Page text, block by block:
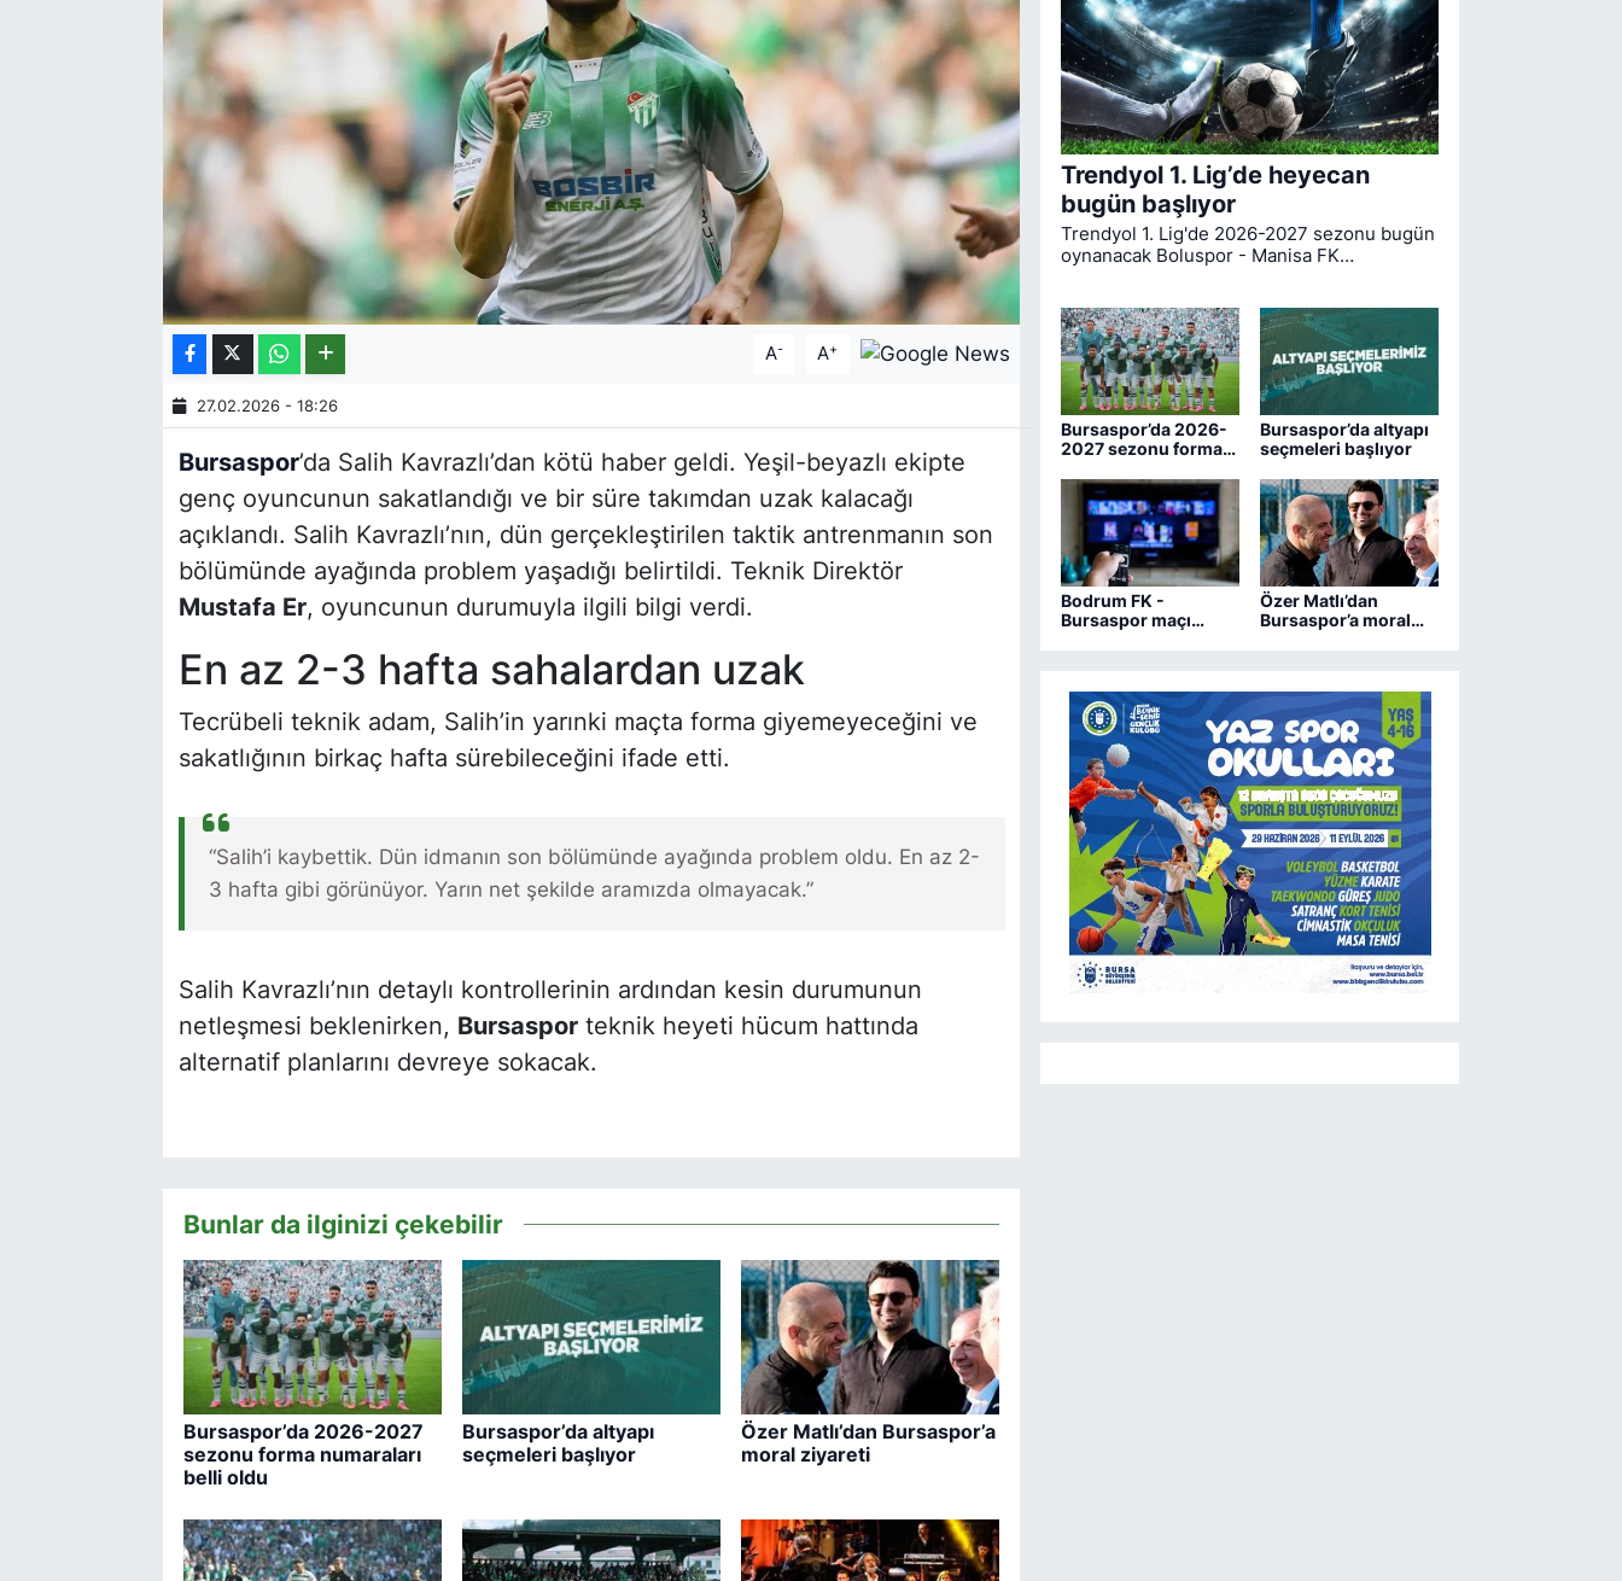
A- A+
27.02.2026 - 18:26
Bursaspor’da Salih Kavrazlı’dan kötü haber geldi. Yeşil-beyazlı ekipte
genç oyuncunun sakatlandığı ve bir süre takımdan uzak kalacağı
açıklandı. Salih Kavrazlı’nın, dün gerçekleştirilen taktik antrenmanın son
bölümünde ayağında problem yaşadığı belirtildi. Teknik Direktör
Mustafa Er, oyuncunun durumuyla ilgili bilgi verdi.
En az 2-3 hafta sahalardan uzak
Tecrübeli teknik adam, Salih’in yarınki maçta forma giyemeyeceğini ve
sakatlığının birkaç hafta sürebileceğini ifade etti.
“Salih’i kaybettik. Dün idmanın son bölümünde ayağında problem oldu. En az 2-
3 hafta gibi görünüyor. Yarın net şekilde aramızda olmayacak.”
Salih Kavrazlı’nın detaylı kontrollerinin ardından kesin durumunun
netleşmesi beklenirken, Bursasporteknik heyeti hücum hattında
alternatif planlarını devreye sokacak.
Bunlar da ilginizi çekebilir
Bursaspor’da 2026-2027
sezonu forma numaraları
belli oldu
Bursaspor’da altyapı
seçmeleri başlıyor
Özer Matlı’dan Bursaspor’a
moral ziyareti
Trendyol 1. Lig’de heyecan
bugün başlıyor
Trendyol 1. Lig'de 2026-2027 sezonu bugün
oynanacak Boluspor - Manisa FK
Bodrum FK ile kozlarını paylaşacak.
Bursaspor’da 2026-
2027 sezonu forma
Bursaspor’da altyapı
seçmeleri başlıyor
Bodrum FK -
Bursaspor maçı
Özer Matlı’dan
Bursaspor’a moral